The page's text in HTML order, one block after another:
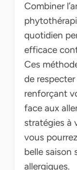
Combiner
quotidien
efficace
Ces
de
renforçant
face aux
stratégies à
vous
belle saison
allergiques.